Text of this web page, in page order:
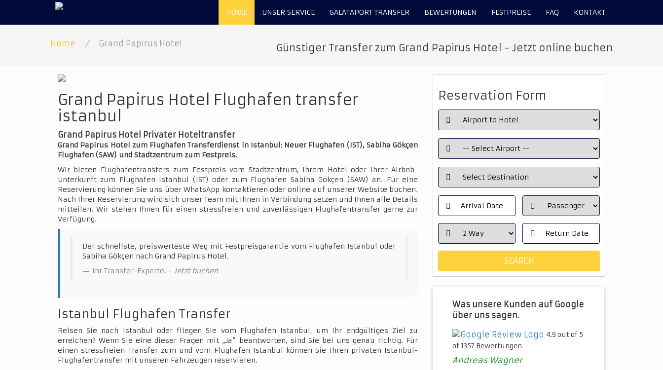
HOME UNSER SERVICE GALATAPORT TRANSFER BEWERTUNGEN FESTPREISE FAQ KONTAKT
Home / Grand Papirus Hotel Günstiger Transfer zum Grand Papirus Hotel - Jetzt online buchen
Grand Papirus Hotel Flughafen transfer
istanbul
Grand Papirus Hotel Privater Hoteltransfer
Grand Papirus Hotel zum Flughafen Transferdienst in Istanbul: Neuer Flughafen (IST), Sabiha Gökçen
Flughafen (SAW) und Stadtzentrum zum Festpreis.
Wir bieten Flughafentransfers zum Festpreis vom Stadtzentrum, Ihrem Hotel oder Ihrer Airbnb-
Unterkunft zum Flughafen Istanbul (IST) oder zum Flughafen Sabiha Gökçen (SAW) an. Für eine
Reservierung können Sie uns über WhatsApp kontaktieren oder online auf unserer Website buchen.
Nach Ihrer Reservierung wird sich unser Team mit Ihnen in Verbindung setzen und Ihnen alle Details
mitteilen. Wir stehen Ihnen für einen stressfreien und zuverlässigen Flughafentransfer gerne zur
Verfügung.
Der schnellste, preiswerteste Weg mit Festpreisgarantie vom Flughafen Istanbul oder
Sabiha Gökçen nach Grand Papirus Hotel.
Ihr Transfer-Experte. - Jetzt buchen
Istanbul Flughafen Transfer
Reisen Sie nach Istanbul oder fliegen Sie vom Flughafen Istanbul, um Ihr endgültiges Ziel zu
erreichen? Wenn Sie eine dieser Fragen mit „Ja“ beantworten, sind Sie bei uns genau richtig. Für
einen stressfreien Transfer zum und vom Flughafen Istanbul können Sie Ihren privaten Istanbul-
Flughafentransfer mit unseren Fahrzeugen reservieren.
Reservation Form
Was unsere Kunden auf Google
über uns sagen.
4.9 out of 5
of 1357 Bewertungen
Andreas Wagner